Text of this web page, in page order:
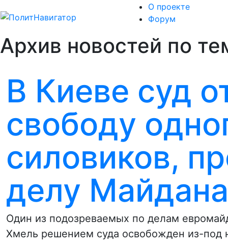
О проекте
Форум
Архив новостей по
В Киеве суд
свободу
силовиков,
делу Майдана
Один из подозреваемых по делам
Хмель решением суда освобожден из-под